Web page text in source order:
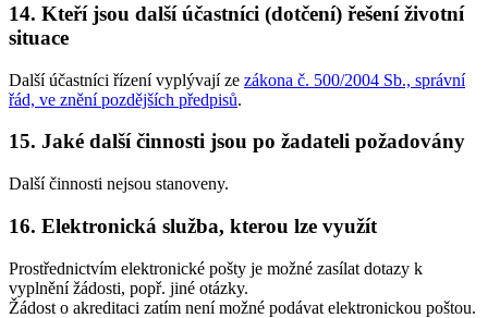
14. Kteří jsou další účastníci (dotčení) řešení životní
situace
Další účastníci řízení vyplývají ze zákona č. 500/2004 Sb., správní
řád, ve znění pozdějších předpisů.
15. Jaké další činnosti jsou po žadateli požadovány
Další činnosti nejsou stanoveny.
16. Elektronická služba, kterou lze využít
Prostřednictvím elektronické pošty je možné zasílat dotazy k
vyplnění žádosti, popř. jiné otázky.
Žádost o akreditaci zatím není možné podávat elektronickou poštou.